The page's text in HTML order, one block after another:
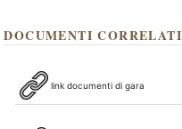
DOCUMENTI CORRELATI
link documenti di gara